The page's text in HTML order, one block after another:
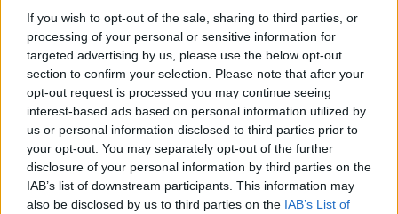
If you wish to opt-out of the sale, sharing to third parties, or
processing of your personal or sensitive information for
targeted advertising by us, please use the below opt-out
section to confirm your selection. Please note that after your
opt-out request is processed you may continue seeing
interest-based ads based on personal information utilized by
us or personal information disclosed to third parties prior to
your opt-out. You may separately opt-out of the further
disclosure of your personal information by third parties on the
IAB’s list of downstream participants. This information may
also be disclosed by us to third parties on the IAB’s List of